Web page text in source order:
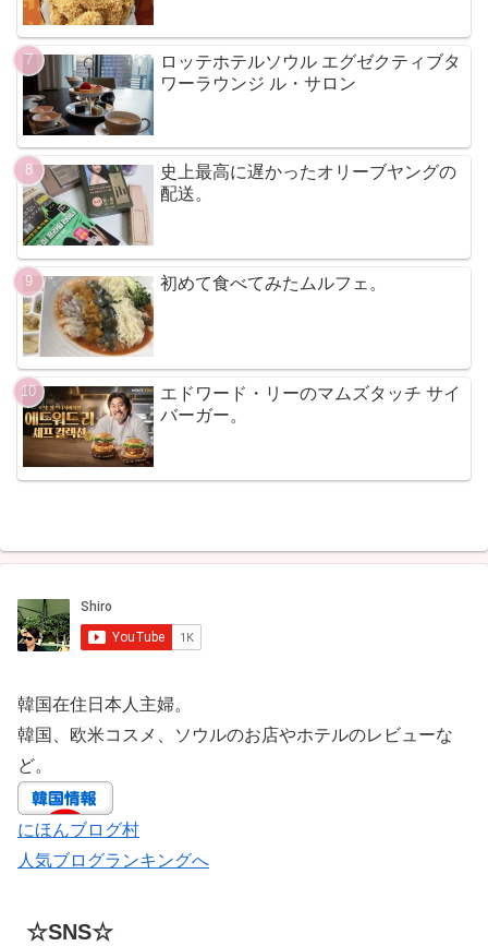
ロッテホテルソウル エグゼクティブタ
ワーラウンジ ル・サロン
史上最高に遅かったオリーブヤングの
配送。
初めて食べてみたムルフェ。
エドワード・リーのマムズタッチ サイ
バーガー。
韓国在住日本人主婦。
韓国、欧米コスメ、ソウルのお店やホテルのレビューな
ど。
にほんブログ村
人気ブログランキングへ
☆SNS☆